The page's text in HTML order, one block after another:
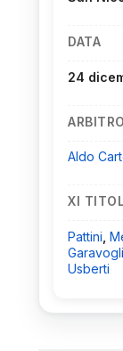
DATA
24
ARBITRO
Aldo
XI
Pattini
Usberti